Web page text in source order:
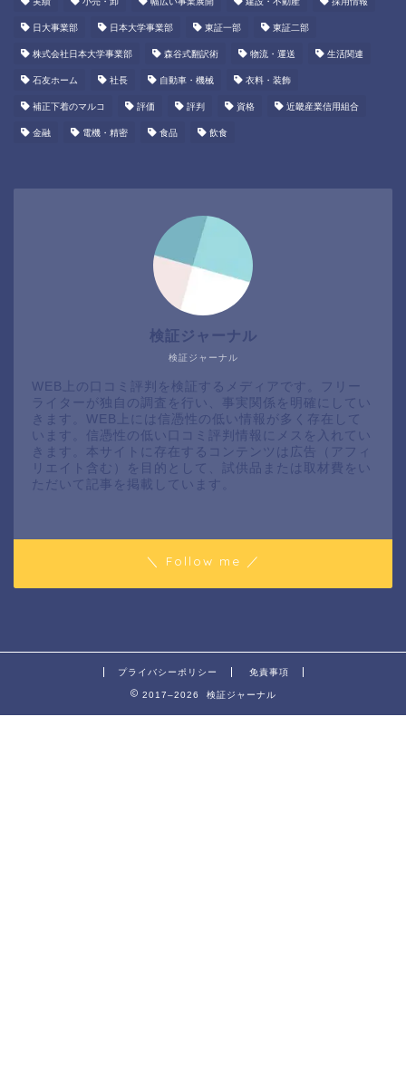
日大事業部 日本大学事業部 東証一部 東証二部
株式会社日本大学事業部 森谷式翻訳術 物流・運送 生活関連
石友ホーム 社長 自動車・機械 衣料・装飾
補正下着のマルコ 評価 評判 資格 近畿産業信用組合
金融 電機・精密 食品 飲食
検証ジャーナル
検証ジャーナル
WEB上の口コミ評判を検証するメディアです。フリー
ライターが独自の調査を行い、事実関係を明確にしてい
きます。WEB上には信憑性の低い情報が多く存在して
います。信憑性の低い口コミ評判情報にメスを入れてい
きます。本サイトに存在するコンテンツは広告（アフィ
リエイト含む）を目的として、試供品または取材費をい
ただいて記事を掲載しています。
＼ Follow me ／
プライバシーポリシー 免責事項
2017–2026 検証ジャーナル